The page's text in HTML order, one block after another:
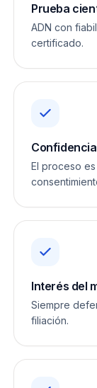
Prueba
ADN con
certificado.
El proceso
Interés del
Siempre
filiación.